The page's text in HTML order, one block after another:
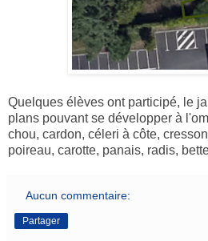
Quelques élèves ont participé, le
plans pouvant se développer à
chou, cardon, céleri à côte,
poireau, carotte, panais, radis,
Aucun commentaire:
Partager